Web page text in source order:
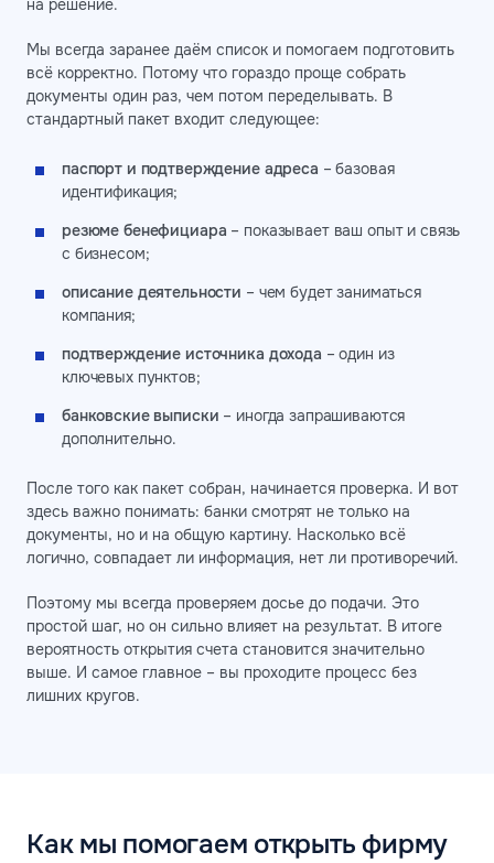
на решение.
Мы всегда заранее даём список и помогаем подготовить
всё корректно. Потому что гораздо проще собрать
документы один раз, чем потом переделывать. В
стандартный пакет входит следующее:
паспорт и подтверждение адреса – базовая
идентификация;
резюме бенефициара – показывает ваш опыт и связь
с бизнесом;
описание деятельности – чем будет заниматься
компания;
подтверждение источника дохода – один из
ключевых пунктов;
банковские выписки – иногда запрашиваются
дополнительно.
После того как пакет собран, начинается проверка. И вот
здесь важно понимать: банки смотрят не только на
документы, но и на общую картину. Насколько всё
логично, совпадает ли информация, нет ли противоречий.
Поэтому мы всегда проверяем досье до подачи. Это
простой шаг, но он сильно влияет на результат. В итоге
вероятность открытия счета становится значительно
выше. И самое главное – вы проходите процесс без
лишних кругов.
Как мы помогаем открыть фирму